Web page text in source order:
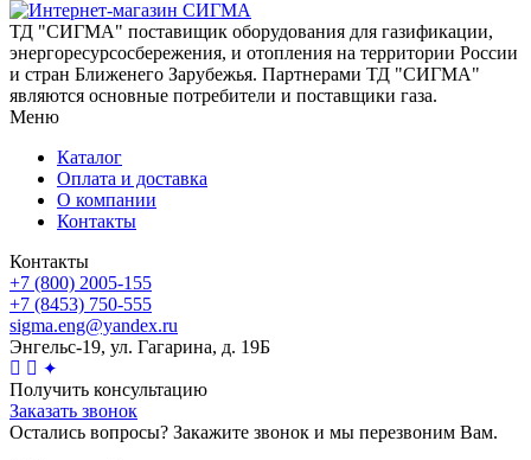
ТД "СИГМА" поставищик оборудования для газификации,
энергоресурсосбережения, и отопления на территории России
и стран Ближенего Зарубежья. Партнерами ТД "СИГМА"
являются основные потребители и поставщики газа.
Меню
Каталог
Оплата и доставка
О компании
Контакты
Контакты
+7 (800) 2005-155
+7 (8453) 750-555
sigma.eng@yandex.ru
Энгельс-19, ул. Гагарина, д. 19Б
✦
Получить консультацию
Заказать звонок
Остались вопросы? Закажите звонок и мы перезвоним Вам.